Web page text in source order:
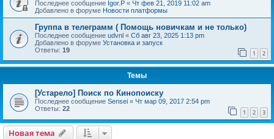
Последнее сообщение Igor.P « Чт фев 21, 2019 11:02 am
Добавлено в форуме Новости платформы
Группа в телеграмм ( Помощь новичкам и не только)
Последнее сообщение udvnl « Сб авг 23, 2025 1:13 pm
Добавлено в форуме Установка и запуск
Ответы: 19 1 2
Темы
[Устарело] Поиск по Кинопоиску
Последнее сообщение Sensei « Чт мар 09, 2017 2:54 pm
Ответы: 22 1 2 3
Новая тема